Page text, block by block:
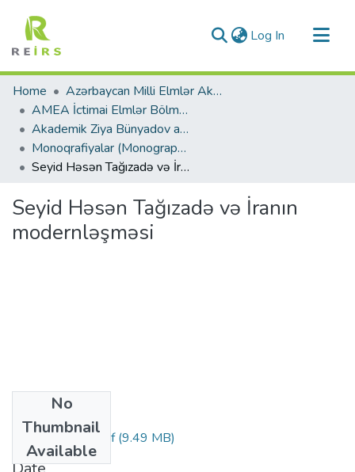
Log In (current)
Communities & Collections
All of DSpace
Statistics
Home
Azərbaycan Milli Elmlər Akademiyası
AMEA İctimai Elmlər Bölməsi
Akademik Ziya Bünyadov adına Şərqşünaslıq İnstitutu
Monoqrafiyalar (Monographs)
Seyid Həsən Tağızadə və İranın modernləşməsi
Seyid Həsən Tağızadə və İranın
modernləşməsi
No
Thumbnail
Available
efsan-tagizade.pdf(9.49 MB)